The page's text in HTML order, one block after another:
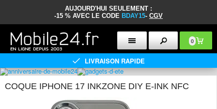
AUJOURD'HUI SEULEMENT :
-15 % AVEC LE CODE BDAY15- CGV
0
LIVRAISON RAPIDE
COQUE IPHONE 17 INKZONE DIY E-INK NFC